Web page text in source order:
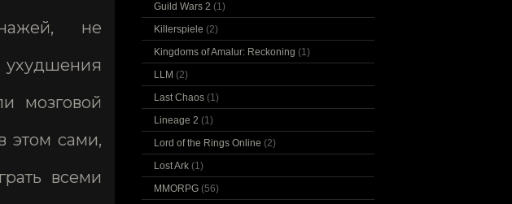
не
мозговой
этом сами,
всеми
Guild Wars 2 (1)
Killerspiele (2)
Kingdoms of Amalur: Reckoning (1)
LLM (2)
Last Chaos (1)
Lineage 2 (1)
Lord of the Rings Online (2)
Lost Ark (1)
MMORPG (56)